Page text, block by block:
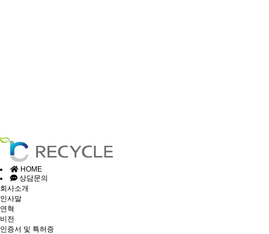
HOME
상담문의
회사소개
인사말
연혁
비전
인증서 및 특허증